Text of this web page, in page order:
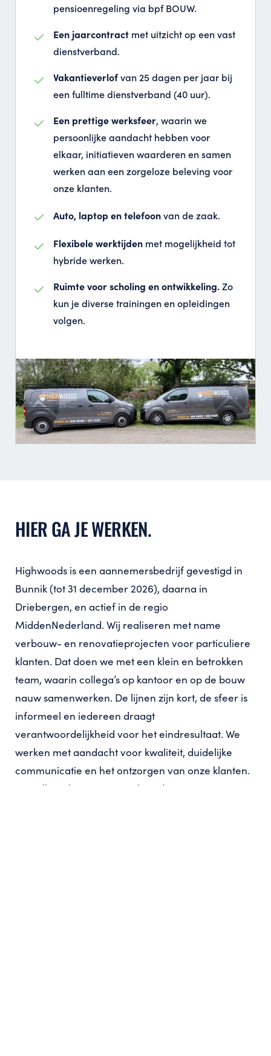
pensioenregeling via bpf BOUW.
Een jaarcontract met uitzicht op een vast
dienstverband.
Vakantieverlofvan 25 dagen per jaar bij
een fulltime dienstverband (40 uur).
Een prettige werksfeer, waarin we
persoonlijke aandacht hebben voor
elkaar, initiatieven waarderen en samen
werken aan een zorgeloze beleving voor
onze klanten.
Auto, laptop en telefoonvan de zaak.
Flexibele werktijden met mogelijkheid tot
hybride werken.
Ruimte voor scholing en ontwikkeling.Zo
kun je diverse trainingen en opleidingen
volgen.
HIER GA JE WERKEN.
Highwoods is een aannemersbedrijf gevestigd in
Bunnik (tot 31 december 2026), daarna in
Driebergen, en actief in de regio
MiddenNederland. Wij realiseren met name
verbouw- en renovatieprojecten voor particuliere
klanten. Dat doen we met een klein en betrokken
team, waarin collega’s op kantoor en op de bouw
nauw samenwerken. De lijnen zijn kort, de sfeer is
informeel en iedereen draagt
verantwoordelijkheid voor het eindresultaat. We
werken met aandacht voor kwaliteit, duidelijke
communicatie en het ontzorgen van onze klanten.
Met elkaar bouwen we iedere dag aan projecten